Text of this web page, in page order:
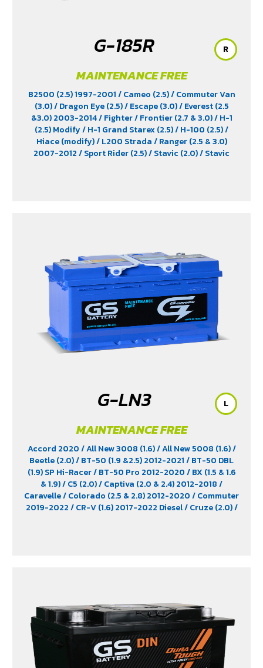
G-185R
MAINTENANCE FREE
B2500 (2.5) 1997-2001/ Cameo (2.5)/ Commuter Van
(3.0)/ Dragon Eye (2.5)/ Escape (3.0)/ Everest (2.5
&3.0) 2003-2014/ Fighter/ Frontier (2.7 & 3.0)/ H-1
(2.5) Modify/ H-1 Grand Starex (2.5)/ H-100 (2.5)/
Hiace (modify)/ L200 Strada/ Ranger (2.5 & 3.0)
2007-2012/ Sport Rider (2.5)/ Stavic (2.0)/ Stavic
R
G-LN3
MAINTENANCE FREE
Accord 2020/ All New 3008 (1.6)/ All New 5008 (1.6)/
Beetle (2.0)/ BT-50 (1.9 &2.5) 2012-2021/ BT-50 DBL
(1.9) SP Hi-Racer/ BT-50 Pro 2012-2020/ BX (1.5 & 1.6
& 1.9)/ C5 (2.0)/ Captiva (2.0 & 2.4) 2012-2018/
Caravelle/ Colorado (2.5 & 2.8) 2012-2020/ Commuter
2019-2022/ CR-V (1.6) 2017-2022 Diesel/ Cruze (2.0)/
Peugeot 360/ Peugeot 406/ Peugeot 407/ Peugeot
607 / Ranger (2.2 & 2.5)/ Revo (2.4)/ Revo GR Sport (2.4)
/ Revo Prerunner (2.4)/ Revo Rocco (2.4)/ Revo Z-
Edition (2.4)/ Scirocco (2.0)/ Terra 2018-2022
Territory (2.7)
/ Trailblazer Phoenix (2.5)/ Vento (1.8)
X-Trail Hybrid (2.0)
L